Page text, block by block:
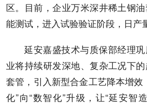
区。目前，企业万米深井稀土钢
能测试，进入试验验证阶段，日产
延安嘉盛技术与质保部经理
业将持续研发深地、复杂工况下
套管，引入新型合金工艺降本增效
化”向“数智化”升级，让“延安智